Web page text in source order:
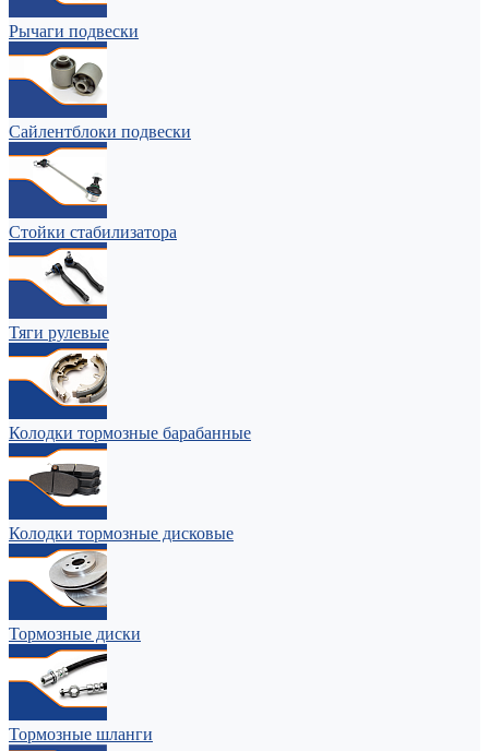
Рычаги подвески
Сайлентблоки подвески
Стойки стабилизатора
Тяги рулевые
Колодки тормозные барабанные
Колодки тормозные дисковые
Тормозные диски
Тормозные шланги